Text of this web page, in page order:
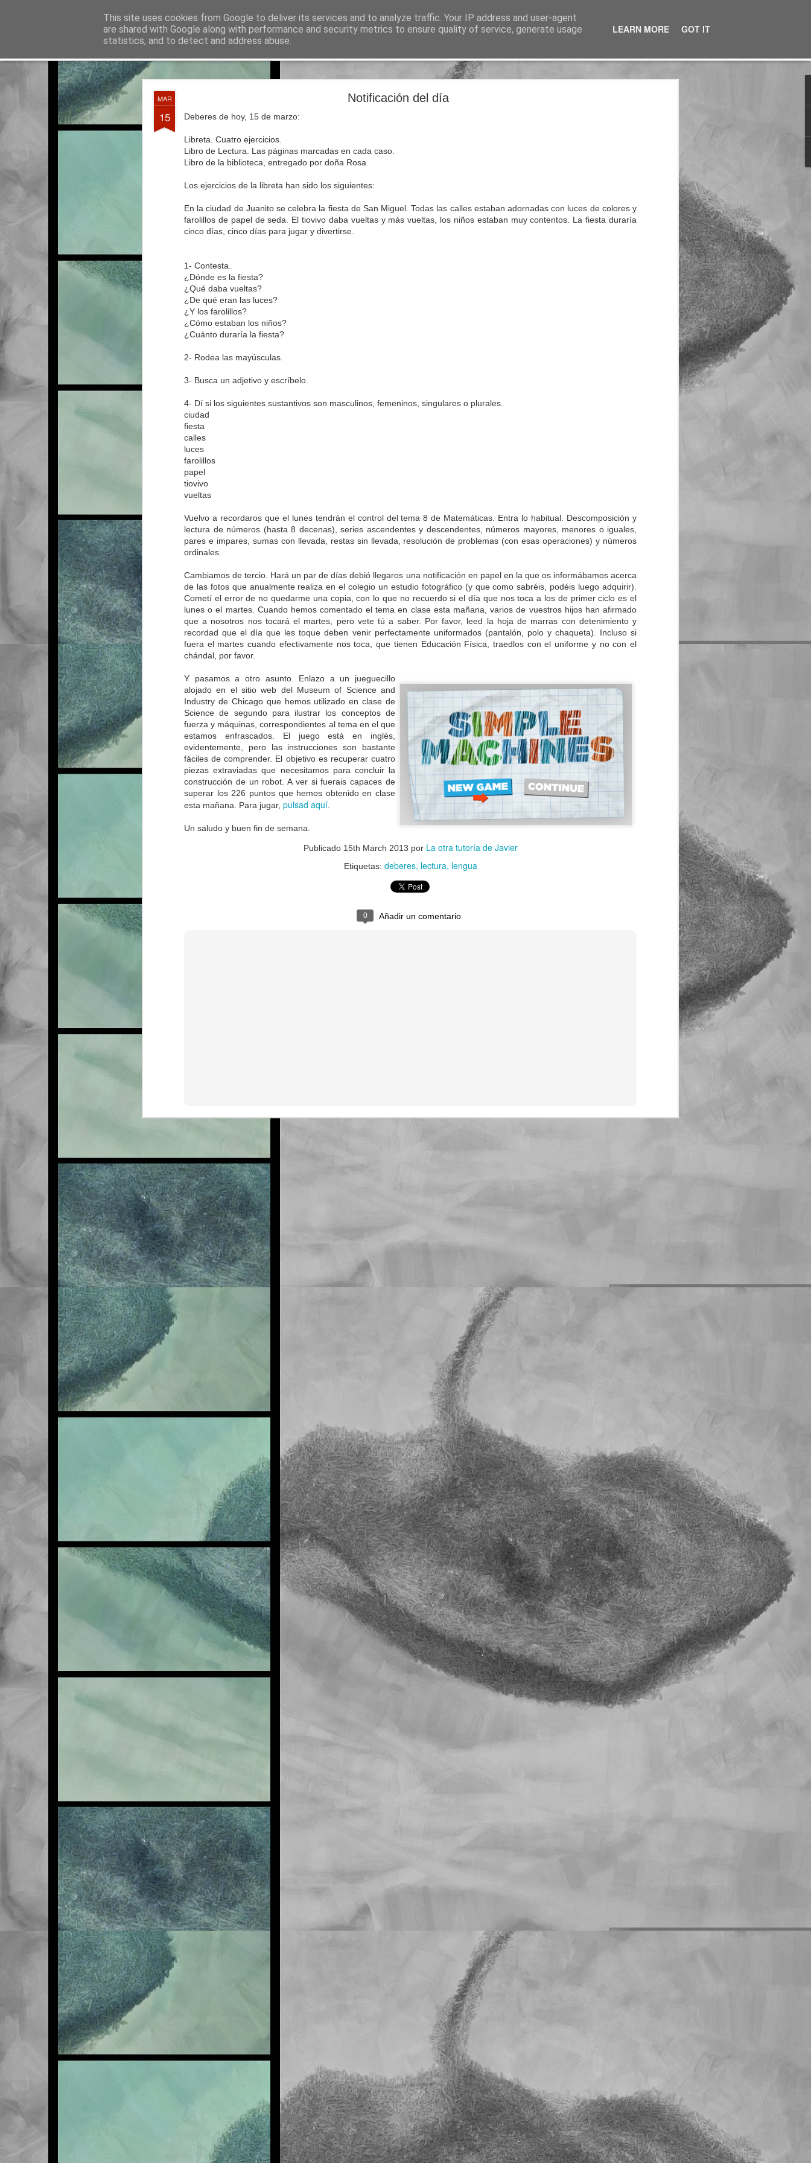
MAR
15
Notificación del día
Deberes de hoy, 15 de marzo:
Libreta. Cuatro ejercicios.
Libro de Lectura. Las páginas marcadas en cada caso.
Libro de la biblioteca, entregado por doña Rosa.
Los ejercicios de la libreta han sido los siguientes:
En la ciudad de Juanito se celebra la fiesta de San Miguel. Todas las calles estaban adornadas con luces de colores y
farolillos de papel de seda. El tiovivo daba vueltas y más vueltas, los niños estaban muy contentos. La fiesta duraría
cinco días, cinco días para jugar y divertirse.
1- Contesta.
¿Dónde es la fiesta?
¿Qué daba vueltas?
¿De qué eran las luces?
¿Y los farolillos?
¿Cómo estaban los niños?
¿Cuánto duraría la fiesta?
2- Rodea las mayúsculas.
3- Busca un adjetivo y escríbelo.
4- Dí si los siguientes sustantivos son masculinos, femeninos, singulares o plurales.
ciudad
fiesta
calles
luces
farolillos
papel
tiovivo
vueltas
Vuelvo a recordaros que el lunes tendrán el control del tema 8 de Matemáticas. Entra lo habitual. Descomposición y
lectura de números (hasta 8 decenas), series ascendentes y descendentes, números mayores, menores o iguales,
pares e impares, sumas con llevada, restas sin llevada, resolución de problemas (con esas operaciones) y números
ordinales.
Cambiamos de tercio. Hará un par de días debió llegaros una notificación en papel en la que os informábamos acerca
de las fotos que anualmente realiza en el colegio un estudio fotográfico (y que como sabréis, podéis luego adquirir).
Cometí el error de no quedarme una copia, con lo que no recuerdo si el día que nos toca a los de primer ciclo es el
lunes o el martes. Cuando hemos comentado el tema en clase esta mañana, varios de vuestros hijos han afirmado
que a nosotros nos tocará el martes, pero vete tú a saber. Por favor, leed la hoja de marras con detenimiento y
recordad que el día que les toque deben venir perfectamente uniformados (pantalón, polo y chaqueta). Incluso si
fuera el martes cuando efectivamente nos toca, que tienen Educación Física, traedlos con el uniforme y no con el
chándal, por favor.
Y pasamos a otro asunto. Enlazo a un jueguecillo
alojado en el sitio web del Museum of Science and
Industry de Chicago que hemos utilizado en clase de
Science de segundo para ilustrar los conceptos de
fuerza y máquinas, correspondientes al tema en el que
estamos enfrascados. El juego está en inglés,
evidentemente, pero las instrucciones son bastante
fáciles de comprender. El objetivo es recuperar cuatro
piezas extraviadas que necesitamos para concluir la
construcción de un robot. A ver si fuerais capaces de
superar los 226 puntos que hemos obtenido en clase
esta mañana. Para jugar, pulsad aquí
Un saludo y buen fin de semana.
Publicado 15th March 2013 por La otra tutoría de Javier
Etiquetas: deberes lectura lengua
0 Añadir un comentario
This site uses cookies from Google to deliver its services and to analyze traffic. Your IP address and user-agent
are shared with Google along with performance and security metrics to ensure quality of service, generate usage
statistics, and to detect and address abuse.
LEARN MORE GOT IT
La otra tutoría de Javier Recursos para Educación Primaria
Natural Science 5 - Unit 8 Vocabulary
MAR
26
Natural Science 5 - Unit 6 Vocabulary
26th March 2019por La otra tutoría de Javier
Añadir un comentario
La otra tutoría de Javier
Añadir un comentario
Natural Science 5 - Unit 2 Vocabulary
Publicado6th November 2018 La otra tutoría de Javier
23
Ejecución de las tareas de Natural Science en 5º
Buenas noches.
Me veo obligado a advertiros de que vuestros hijos están siendo muy inconsistentes con los deberes que les mando
en la asignatura de Natural Science. He hablado de este tema con la tutora y me dice que no es un problema que yo
sufra en exclusiva, así que supongo que ya habréis recibido advertencias de este tipo antes.
Sea como fuere, lo que a mí me preocupa es que en estas dos clases tengo a 20 y 18 alumnos que han dejado de
traer la tarea realizada al menos una vez. En ciertos casos, los días en los que han venido con sus deberes en blanco
ya ascienden a seis. ¡Seis! ¡Y estamos todavía en pleno octubre! No quiero ni imaginarme a cuánto llegará la cuenta